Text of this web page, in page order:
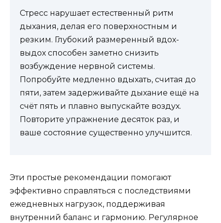
Стресс нарушает естественный ритм
дыхания, делая его поверхностным и
резким. Глубокий размеренный вдох-
выдох способен заметно снизить
возбуждение нервной системы.
Попробуйте медленно вдыхать, считая до
пяти, затем задерживайте дыхание ещё на
счёт пять и плавно выпускайте воздух.
Повторите упражнение десяток раз, и
ваше состояние существенно улучшится.
Эти простые рекомендации помогают
эффективно справляться с последствиями
ежедневных нагрузок, поддерживая
внутренний баланс и гармонию. Регулярное